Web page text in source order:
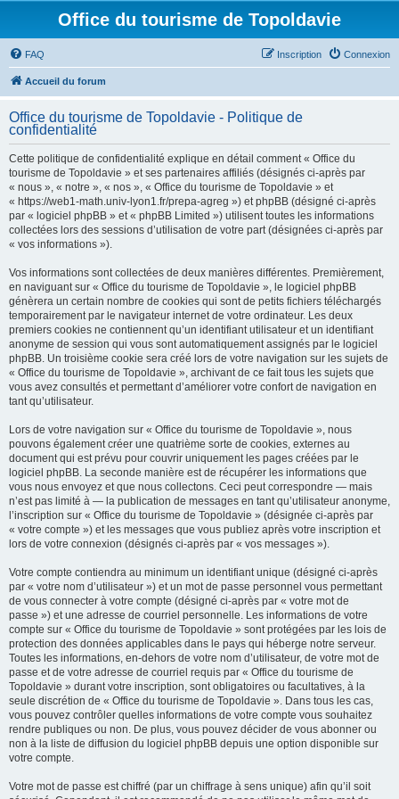
Office du tourisme de Topoldavie
FAQ Connexion
Inscription
Accueil du forum
Office du tourisme de Topoldavie - Politique de
confidentialité
Cette politique de confidentialité explique en détail comment « Office du
tourisme de Topoldavie » et ses partenaires affiliés (désignés ci-après par
« nous », « notre », « nos », « Office du tourisme de Topoldavie » et
« https://web1-math.univ-lyon1.fr/prepa-agreg ») et phpBB (désigné ci-après
par « logiciel phpBB » et « phpBB Limited ») utilisent toutes les informations
collectées lors des sessions d’utilisation de votre part (désignées ci-après par
« vos informations »).
Vos informations sont collectées de deux manières différentes. Premièrement,
en naviguant sur « Office du tourisme de Topoldavie », le logiciel phpBB
génèrera un certain nombre de cookies qui sont de petits fichiers téléchargés
temporairement par le navigateur internet de votre ordinateur. Les deux
premiers cookies ne contiennent qu’un identifiant utilisateur et un identifiant
anonyme de session qui vous sont automatiquement assignés par le logiciel
phpBB. Un troisième cookie sera créé lors de votre navigation sur les sujets de
« Office du tourisme de Topoldavie », archivant de ce fait tous les sujets que
vous avez consultés et permettant d’améliorer votre confort de navigation en
tant qu’utilisateur.
Lors de votre navigation sur « Office du tourisme de Topoldavie », nous
pouvons également créer une quatrième sorte de cookies, externes au
document qui est prévu pour couvrir uniquement les pages créées par le
logiciel phpBB. La seconde manière est de récupérer les informations que
vous nous envoyez et que nous collectons. Ceci peut correspondre — mais
n’est pas limité à — la publication de messages en tant qu’utilisateur anonyme,
l’inscription sur « Office du tourisme de Topoldavie » (désignée ci-après par
« votre compte ») et les messages que vous publiez après votre inscription et
lors de votre connexion (désignés ci-après par « vos messages »).
Votre compte contiendra au minimum un identifiant unique (désigné ci-après
par « votre nom d’utilisateur ») et un mot de passe personnel vous permettant
de vous connecter à votre compte (désigné ci-après par « votre mot de
passe ») et une adresse de courriel personnelle. Les informations de votre
compte sur « Office du tourisme de Topoldavie » sont protégées par les lois de
protection des données applicables dans le pays qui héberge notre serveur.
Toutes les informations, en-dehors de votre nom d’utilisateur, de votre mot de
passe et de votre adresse de courriel requis par « Office du tourisme de
Topoldavie » durant votre inscription, sont obligatoires ou facultatives, à la
seule discrétion de « Office du tourisme de Topoldavie ». Dans tous les cas,
vous pouvez contrôler quelles informations de votre compte vous souhaitez
rendre publiques ou non. De plus, vous pouvez décider de vous abonner ou
non à la liste de diffusion du logiciel phpBB depuis une option disponible sur
votre compte.
Votre mot de passe est chiffré (par un chiffrage à sens unique) afin qu’il soit